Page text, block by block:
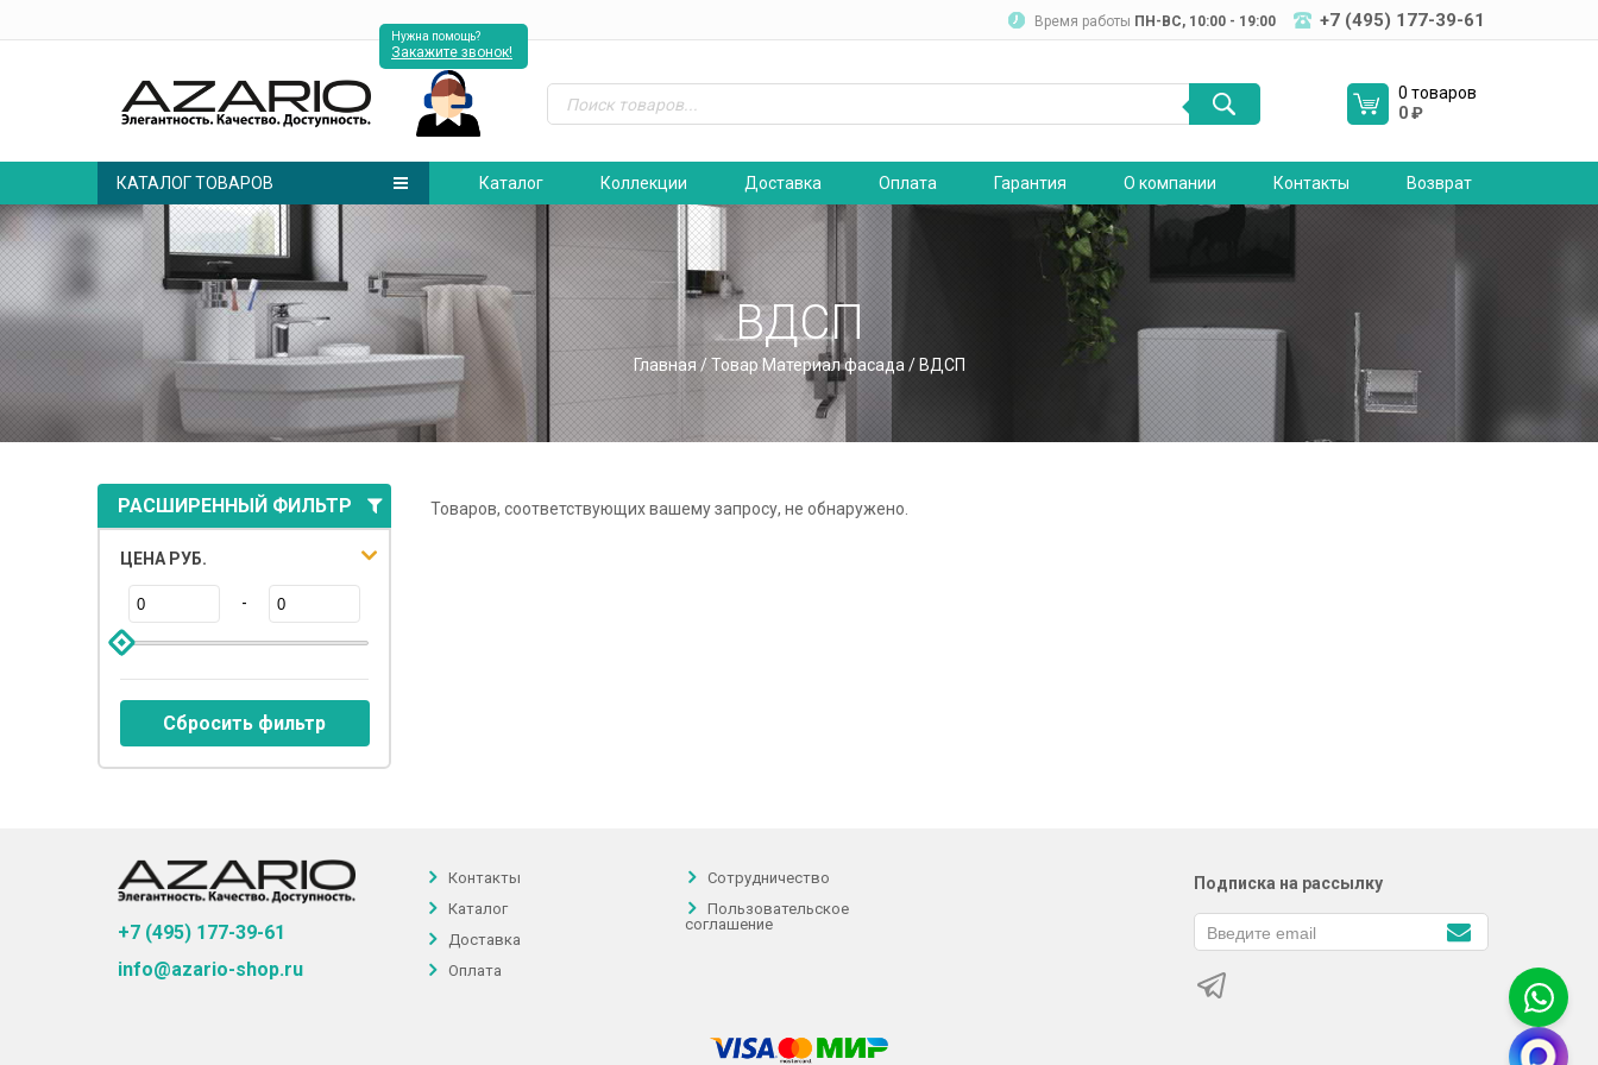
Время работы ПН-ВC, 10:00 - 19:00 +7 (495) 177-39-61
Нужна помощь?
Закажите звонок!
0 товаров
0₽
КАТАЛОГ ТОВАРОВ Каталог Коллекции Доставка Оплата Гарантия О компании Контакты Возврат
ВДСП
Главная / Товар Материал фасада / ВДСП
РАСШИРЕННЫЙ ФИЛЬТР
ЦЕНА РУБ.
-
Сбросить фильтр
Товаров, соответствующих вашему запросу, не обнаружено.
+7 (495) 177-39-61
info@azario-shop.ru
Контакты
Каталог
Доставка
Оплата
Сотрудничество
Пользовательское
соглашение
Подписка на рассылку